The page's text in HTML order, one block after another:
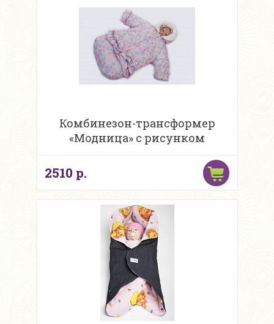
Комбинезон-трансформер
«Модница» с рисунком
2510 р.